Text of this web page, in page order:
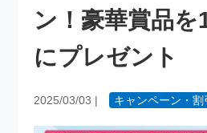
ン！豪華賞品を
にプレゼント
2025/03/03 | キャンペーン・